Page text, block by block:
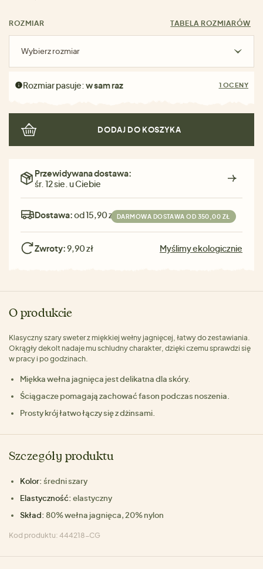
ROZMIAR TABELA ROZMIARÓW
Wybierz rozmiar
Rozmiar pasuje:w sam raz 1 OCENY
DODAJ DO KOSZYKA
Przewidywana dostawa:
śr. 12 sie. u Ciebie
Dostawa:od 15,90 zł DARMOWA DOSTAWA OD 350,00 ZŁ
Zwroty:9,90 zł Myślimy ekologicznie
O produkcie
Klasyczny szary sweter z miękkiej wełny jagnięcej, łatwy do zestawiania.
Okrągły dekolt nadaje mu schludny charakter, dzięki czemu sprawdzi się
w pracy i po godzinach.
Miękka wełna jagnięca jest delikatna dla skóry.
Ściągacze pomagają zachować fason podczas noszenia.
Prosty krój łatwo łączy się z dżinsami.
Szczegóły produktu
Kolor: średni szary
Elastyczność: elastyczny
Skład: 80% wełna jagnięca, 20% nylon
Kod produktu: 444218-CG